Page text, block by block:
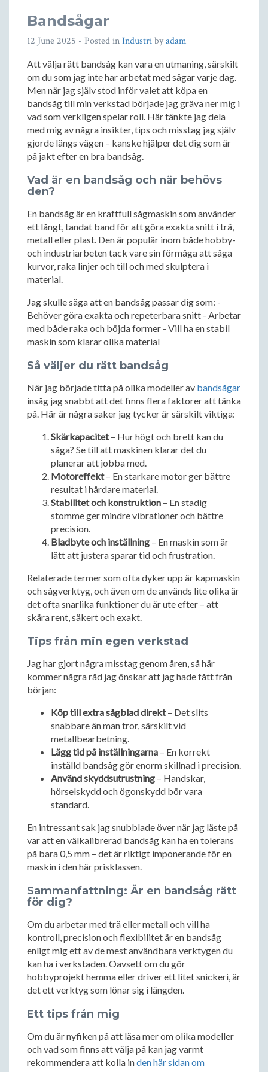
Bandsågar
12 June 2025 - Posted inIndustribyadam
Att välja rätt bandsåg kan vara en utmaning, särskilt
om du som jag inte har arbetat med sågar varje dag.
Men när jag själv stod inför valet att köpa en
bandsåg till min verkstad började jag gräva ner mig i
vad som verkligen spelar roll. Här tänkte jag dela
med mig av några insikter, tips och misstag jag själv
gjorde längs vägen – kanske hjälper det dig som är
på jakt efter en bra bandsåg.
Vad är en bandsåg och när behövs
den?
En bandsåg är en kraftfull sågmaskin som använder
ett långt, tandat band för att göra exakta snitt i trä,
metall eller plast. Den är populär inom både hobby-
och industriarbeten tack vare sin förmåga att såga
kurvor, raka linjer och till och med skulptera i
material.
Jag skulle säga att en bandsåg passar dig som: -
Behöver göra exakta och repeterbara snitt - Arbetar
med både raka och böjda former - Vill ha en stabil
maskin som klarar olika material
Så väljer du rätt bandsåg
När jag började titta på olika modeller av bandsågar
insåg jag snabbt att det finns flera faktorer att tänka
på. Här är några saker jag tycker är särskilt viktiga:
Skärkapacitet– Hur högt och brett kan du
såga? Se till att maskinen klarar det du
planerar att jobba med.
Motoreffekt– En starkare motor ger bättre
resultat i hårdare material.
Stabilitet och konstruktion – En stadig
stomme ger mindre vibrationer och bättre
precision.
Bladbyte och inställning – En maskin som är
lätt att justera sparar tid och frustration.
Relaterade termer som ofta dyker upp är kapmaskin
och sågverktyg, och även om de används lite olika är
det ofta snarlika funktioner du är ute efter – att
skära rent, säkert och exakt.
Tips från min egen verkstad
Jag har gjort några misstag genom åren, så här
kommer några råd jag önskar att jag hade fått från
början:
Köp till extra sågblad direkt– Det slits
snabbare än man tror, särskilt vid
metallbearbetning.
Lägg tid på inställningarna – En korrekt
inställd bandsåg gör enorm skillnad i precision.
Använd skyddsutrustning – Handskar,
hörselskydd och ögonskydd bör vara
standard.
En intressant sak jag snubblade över när jag läste på
var att en välkalibrerad bandsåg kan ha en tolerans
på bara 0,5 mm – det är riktigt imponerande för en
maskin i den här prisklassen.
Sammanfattning: Är en bandsåg rätt
för dig?
Om du arbetar med trä eller metall och vill ha
kontroll, precision och flexibilitet är en bandsåg
enligt mig ett av de mest användbara verktygen du
kan ha i verkstaden. Oavsett om du gör
hobbyprojekt hemma eller driver ett litet snickeri, är
det ett verktyg som lönar sig i längden.
Ett tips från mig
Om du är nyfiken på att läsa mer om olika modeller
och vad som finns att välja på kan jag varmt
rekommendera att kolla inden här sidan om